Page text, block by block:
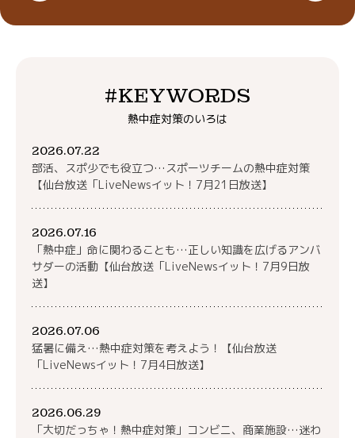
#KEYWORDS
熱中症対策のいろは
2026.07.22
部活、スポ少でも役立つ…スポーツチームの熱中症対策
【仙台放送「LiveNewsイット！7月21日放送】
2026.07.16
「熱中症」命に関わることも…正しい知識を広げるアンバ
サダーの活動【仙台放送「LiveNewsイット！7月9日放
送】
2026.07.06
猛暑に備え…熱中症対策を考えよう！【仙台放送
「LiveNewsイット！7月4日放送】
2026.06.29
「大切だっちゃ！熱中症対策」コンビニ、商業施設…迷わ